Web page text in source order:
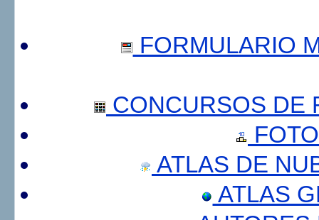
FORMULARIO
CONCURSOS DE
ATLAS DE
ATLAS